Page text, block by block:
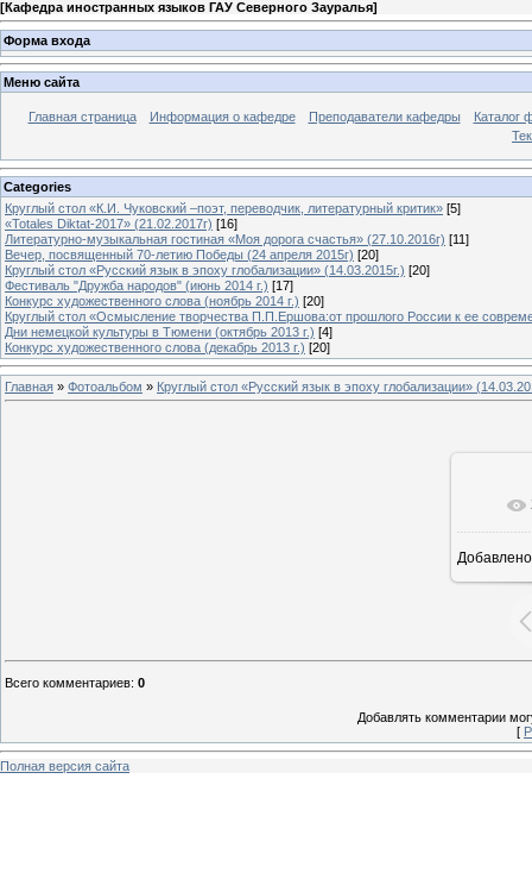
[Кафедра иностранных языков ГАУ Северного Зауралья]
Форма входа
Меню сайта
Главная страница Информация о кафедре Преподаватели кафедры
Каталог
Categories
Круглый стол «К.И. Чуковский –поэт, переводчик, литературный критик» [5]
«Totales Diktat-2017» (21.02.2017г) [16]
Литературно-музыкальная гостиная «Моя дорога счастья» (27.10.2016г) [11]
Вечер, посвященный 70-летию Победы (24 апреля 2015г) [20]
Круглый стол «Русский язык в эпоху глобализации» (14.03.2015г.) [20]
Фестиваль "Дружба народов" (июнь 2014 г.) [17]
Конкурс художественного слова (ноябрь 2014 г.) [20]
Круглый стол «Осмысление творчества П.П.Ершова:от прошлого России к ее
Дни немецкой культуры в Тюмени (октябрь 2013 г.) [4]
Конкурс художественного слова (декабрь 2013 г.) [20]
Главная » Фотоальбом » Круглый стол «Русский язык в эпоху глобализации»
Добавлено
Всего комментариев: 0
Добавлять комментарии
[
Полная версия сайта